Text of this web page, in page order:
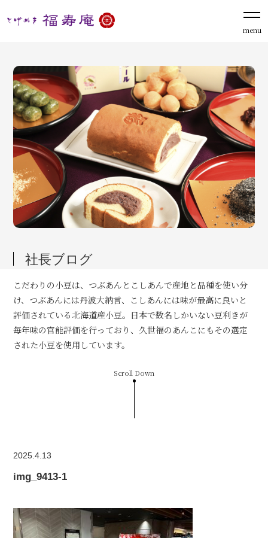
menu
社長ブログ
こだわりの小豆は、つぶあんとこしあんで産地と品種を使い分
け、つぶあんには丹波大納言、こしあんには味が最高に良いと
評価されている北海道産小豆。日本で数名しかいない豆利きが
毎年味の官能評価を行っており、久世福のあんこにもその選定
された小豆を使用しています。
Scroll Down
2025.4.13
img_9413-1